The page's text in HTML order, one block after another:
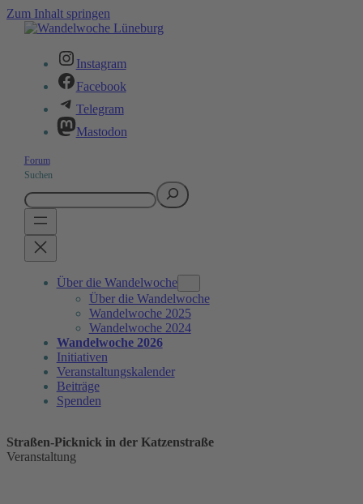
Zum Inhalt springen
Instagram
Facebook
Telegram
Mastodon
Forum
Suchen
Über die Wandelwoche
Über die Wandelwoche
Wandelwoche 2025
Wandelwoche 2024
Wandelwoche 2026
Initiativen
Veranstaltungskalender
Beiträge
Spenden
Straßen-Picknick in der Katzenstraße
Veranstaltung